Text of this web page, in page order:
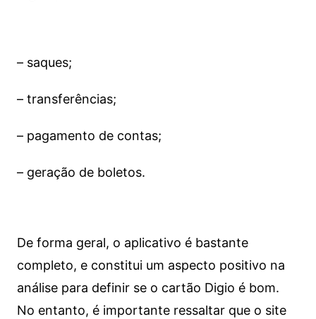
– saques;
– transferências;
– pagamento de contas;
– geração de boletos.
De forma geral, o aplicativo é bastante
completo, e constitui um aspecto positivo na
análise para definir se o cartão Digio é bom.
No entanto, é importante ressaltar que o site